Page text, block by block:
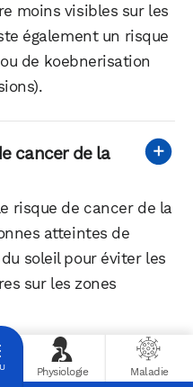
moins visibles sur les
également un risque
de koebnerisation
cancer de la
risque de cancer de la
atteintes de
soleil pour éviter les
sur les zones
Physiologie Maladie